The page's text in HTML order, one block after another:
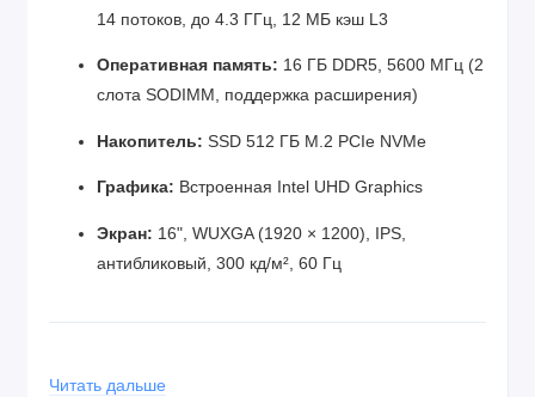
14 потоков, до 4.3 ГГц, 12 МБ кэш L3
Оперативная память: 16 ГБ DDR5, 5600 МГц (2
слота SODIMM, поддержка расширения)
Накопитель: SSD 512 ГБ M.2 PCIe NVMe
Графика: Встроенная Intel UHD Graphics
Экран: 16", WUXGA (1920 × 1200), IPS,
антибликовый, 300 кд/м², 60 Гц
Батарея и автономность:
Читать дальше